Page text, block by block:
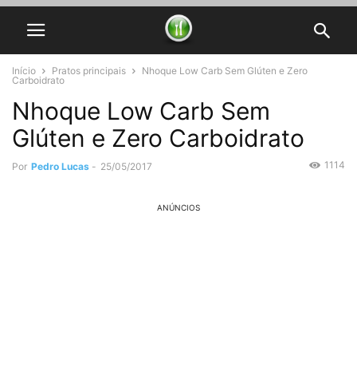
Início Pratos principais
Nhoque Low Carb Sem Glúten e Zero
Carboidrato
Nhoque Low Carb Sem
Glúten e Zero Carboidrato
Por Pedro Lucas - 25/05/2017 1114
ANÚNCIOS